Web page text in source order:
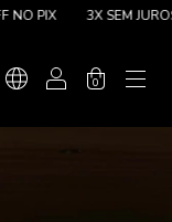
PIX 3X SEM JUROS
0